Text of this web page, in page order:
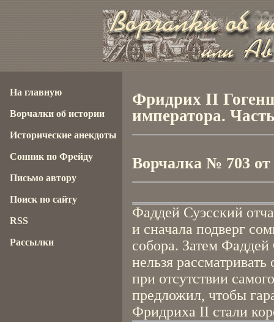
Фридрих II
императора.
Ворчалка № 703 от
Фаддей Суэсский
и сначала подверг
собора. Затем Фаддей
нельзя
при отсутствии
предложил, чтобы
Фридриха II стали
На главную
Ворчалки об истории
Исторические анекдоты
Сонник по Фрейду
Письмо автору
Поиск по сайту
RSS
Рассылки